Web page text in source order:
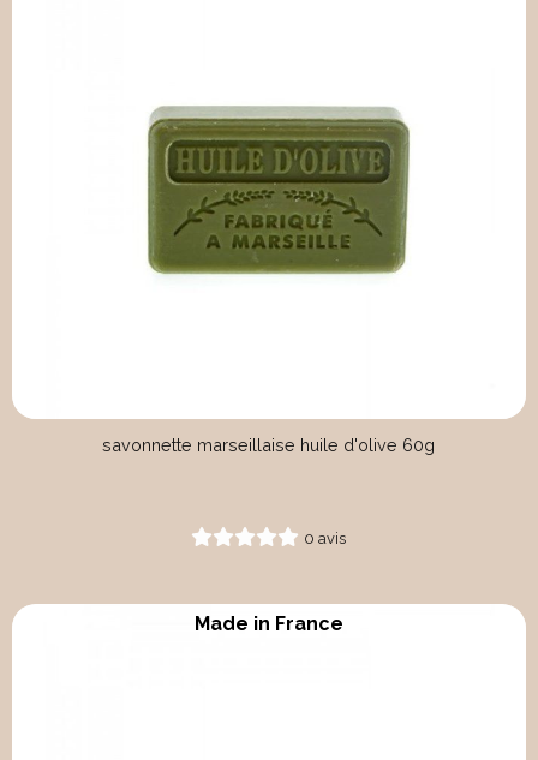
savonnette marseillaise huile d'olive 60g
0 avis
Made in France